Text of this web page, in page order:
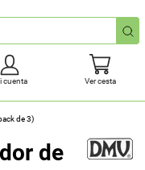
cuenta Ver cesta
de 3)
de